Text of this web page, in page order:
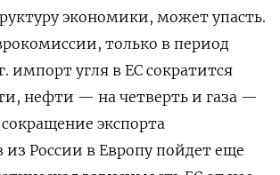
экономики, может упасть.
только в период
импорт угля в ЕС сократится
нефти — на четверть и газа —
экспорта
из России в Европу пойдет еще